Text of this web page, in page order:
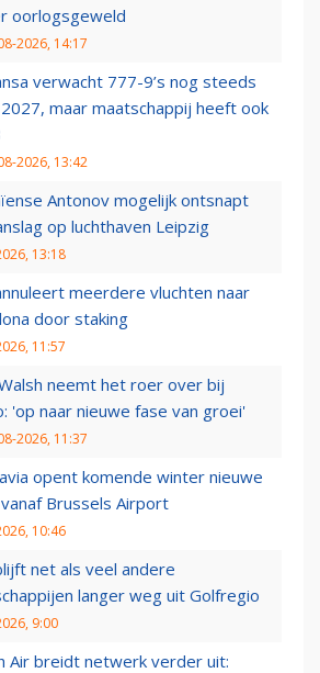
oorlogsgeweld
2026, 14:17
verwacht 777-9’s nog steeds
maar maatschappij heeft ook
2026, 13:42
Antonov mogelijk ontsnapt
op luchthaven Leipzig
13:18
meerdere vluchten naar
door staking
11:57
neemt het roer over bij
'op naar nieuwe fase van groei'
2026, 11:37
opent komende winter nieuwe
Brussels Airport
10:46
net als veel andere
langer weg uit Golfregio
9:00
Air breidt netwerk verder uit: